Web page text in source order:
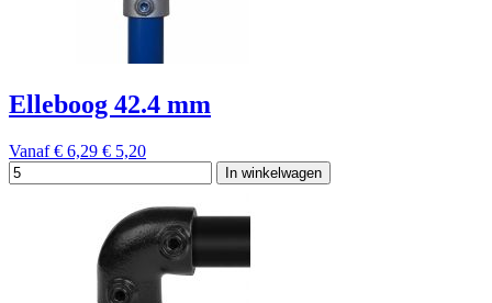
Elleboog 42.4 mm
Vanaf € 6,29 € 5,20
In winkelwagen